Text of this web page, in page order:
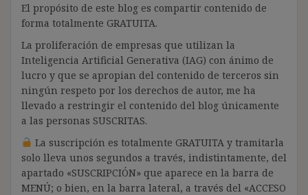
El propósito de este blog es compartir contenido de
forma totalmente GRATUITA.
La proliferación de empresas que utilizan la
Inteligencia Artificial Generativa (IAG) con ánimo de
lucro y que se apropian del contenido de terceros sin
ningún respeto por los derechos de autor, me ha
llevado a restringir el contenido del blog únicamente
a las personas SUSCRITAS.
La suscripción es totalmente GRATUITA y tramitarla
solo lleva unos segundos a través, indistintamente, del
apartado «SUSCRIPCIÓN» que aparece en la barra de
MENÚ; o bien, en la barra lateral, a través del «ACCESO